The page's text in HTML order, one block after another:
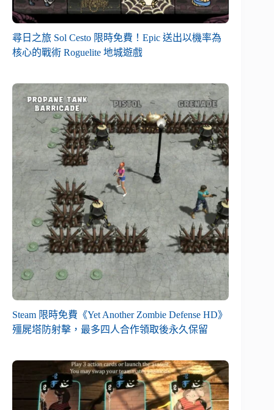
尋日之旅 Sol Cesto 限時免費！Epic 送出以機率為
核心的戰術 Roguelite 地城遊戲
Steam 限時免費《Yet Another Zombie Defense HD》
殭屍塔防射擊，最多四人合作領取後永久保留